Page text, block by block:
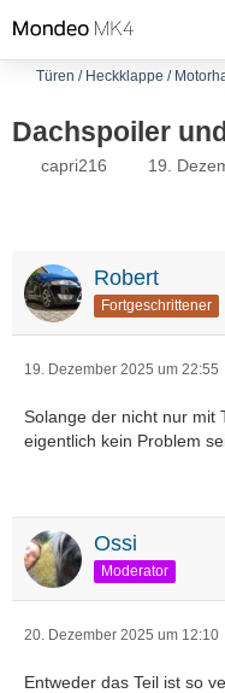
Türen / Heckklappe /
Dachspoiler
capri216 19.
Robert
Fortgeschrittener
19. Dezember 2025 um 22:55
Solange der nicht nur mit
eigentlich kein Problem
Ossi
Moderator
20. Dezember 2025 um 12:10
Entweder das Teil ist so